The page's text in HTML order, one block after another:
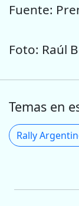
Fuente:
Foto: Raúl
Temas en
Rally